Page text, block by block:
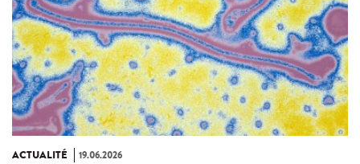
ACTUALITÉ 19.06.2026